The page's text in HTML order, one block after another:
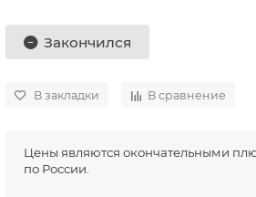
Закончился
В закладки В сравнение
Цены являются окончательными
по России.